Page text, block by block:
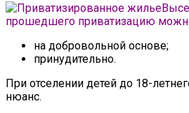
прошедшего приватизацию
на добровольной основе;
принудительно.
При отселении детей до 18-
нюанс.